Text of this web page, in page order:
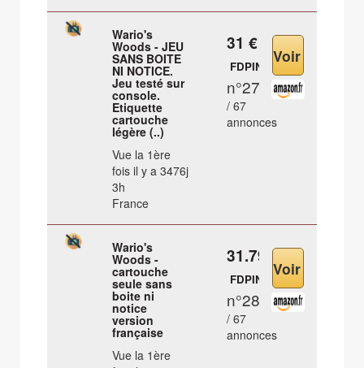
Wario's
Woods - JEU
SANS BOITE
NI NOTICE.
Jeu testé sur
console.
Etiquette
cartouche
légère (..)
Vue la 1ère
fois il y a 3476j
3h
France
31 €
FDPIN
n°27
/ 67
annonces
Wario's
Woods -
cartouche
seule sans
boite ni
notice
version
française
Vue la 1ère
31.79 €
FDPIN
n°28
/ 67
annonces